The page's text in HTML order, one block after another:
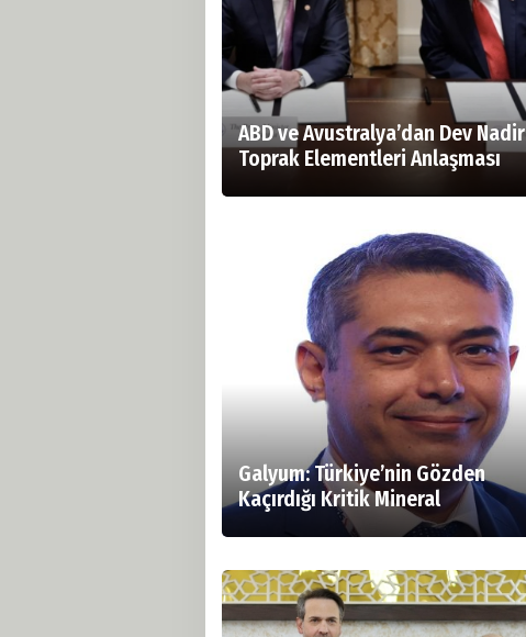
ABD ve Avustralya’dan Dev Nadir
Toprak Elementleri Anlaşması
Galyum: Türkiye’nin Gözden
Kaçırdığı Kritik Mineral